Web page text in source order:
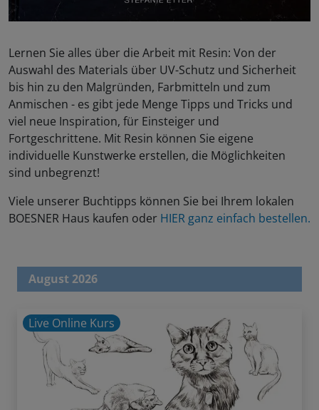
Lernen Sie alles über die Arbeit mit Resin: Von der
Auswahl des Materials über UV-Schutz und Sicherheit
bis hin zu den Malgründen, Farbmitteln und zum
Anmischen - es gibt jede Menge Tipps und Tricks und
viel neue Inspiration, für Einsteiger und
Fortgeschrittene. Mit Resin können Sie eigene
individuelle Kunstwerke erstellen, die Möglichkeiten
sind unbegrenzt!
Viele unserer Buchtipps können Sie bei Ihrem lokalen
BOESNER Haus kaufen oder HIER ganz einfach bestellen.
August 2026
Live Online Kurs